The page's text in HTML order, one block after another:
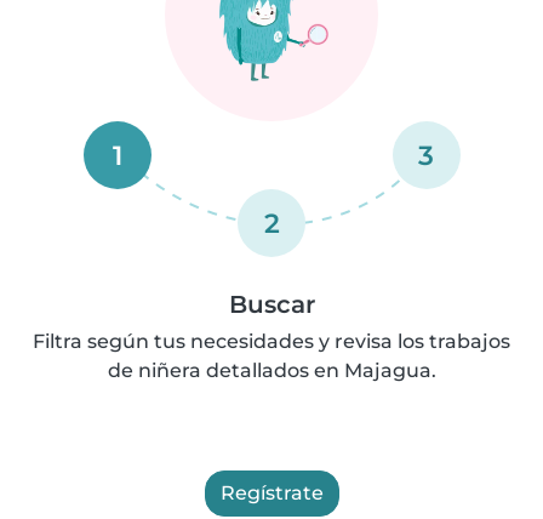
1
2
3
Buscar
Filtra según tus necesidades y revisa los trabajos
de niñera detallados en Majagua.
Regístrate